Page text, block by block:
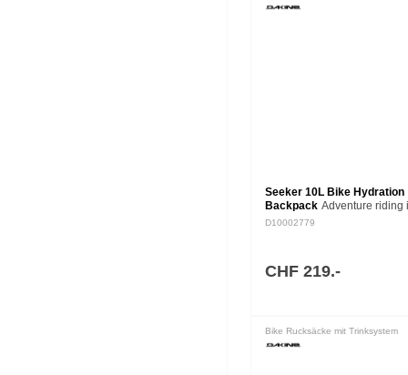
Seeker 10L Bike Hydration
Backpack Adventure riding
gleichbedeutend mit
D10002779
CHF 219.-
Bike Rucksäcke mit Trinksystem